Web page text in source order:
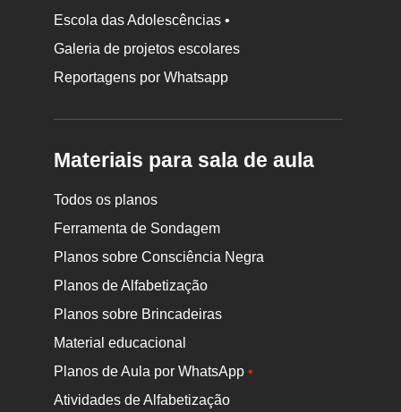
Escola das Adolescências •
Galeria de projetos escolares
Reportagens por Whatsapp
Materiais para sala de aula
Todos os planos
Ferramenta de Sondagem
Planos sobre Consciência Negra
Planos de Alfabetização
Planos sobre Brincadeiras
Material educacional
Planos de Aula por WhatsApp•
Atividades de Alfabetização